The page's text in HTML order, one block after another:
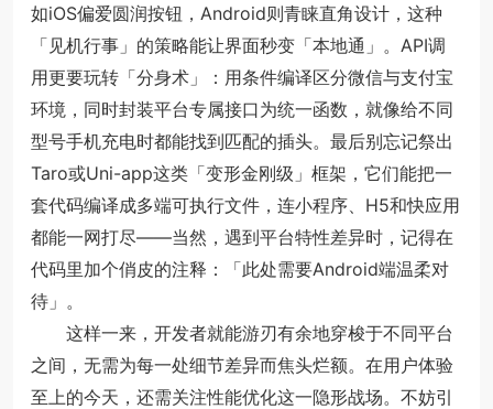
如iOS偏爱圆润按钮，Android则青睐直角设计，这种
「见机行事」的策略能让界面秒变「本地通」。API调
用更要玩转「分身术」：用条件编译区分微信与支付宝
环境，同时封装平台专属接口为统一函数，就像给不同
型号手机充电时都能找到匹配的插头。最后别忘记祭出
Taro或Uni-app这类「变形金刚级」框架，它们能把一
套代码编译成多端可执行文件，连小程序、H5和快应用
都能一网打尽——当然，遇到平台特性差异时，记得在
代码里加个俏皮的注释：「此处需要Android端温柔对
待」。
这样一来，开发者就能游刃有余地穿梭于不同平台
之间，无需为每一处细节差异而焦头烂额。在用户体验
至上的今天，还需关注性能优化这一隐形战场。不妨引